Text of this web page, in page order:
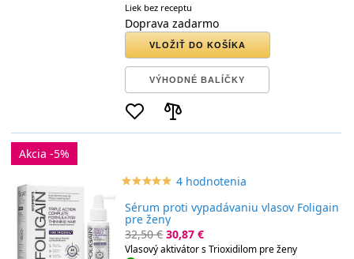
Liek bez receptu
Doprava zadarmo
VLOŽIŤ DO KOŠÍKA
VÝHODNÉ BALÍČKY
Akcia -5%
star_borderstar_borderstar_borderstar_borderstar_border
starstarstarstarstar 4 hodnotenia
Sérum proti vypadávaniu vlasov Foligain
pre ženy
32,50 € 30,87 €
Vlasový aktivátor s Trioxidilom pre ženy